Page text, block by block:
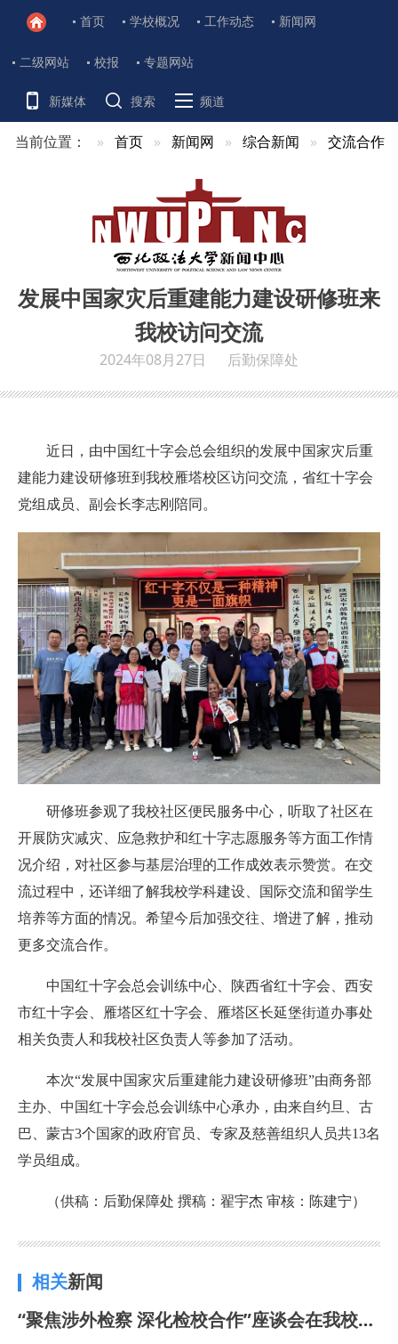
首页 学校概况 工作动态 新闻网
二级网站 校报 专题网站
新媒体 搜索 频道
当前位置： 首页 新闻网 综合新闻 交流合作
发展中国家灾后重建能力建设研修班来
我校访问交流
2024年08月27日 后勤保障处
近日，由中国红十字会总会组织的发展中国家灾后重
建能力建设研修班到我校雁塔校区访问交流，省红十字会
党组成员、副会长李志刚陪同。
研修班参观了我校社区便民服务中心，听取了社区在
开展防灾减灾、应急救护和红十字志愿服务等方面工作情
况介绍，对社区参与基层治理的工作成效表示赞赏。在交
流过程中，还详细了解我校学科建设、国际交流和留学生
培养等方面的情况。 希望今后加强交往、增进了解，推动
更多交流合作。
中国红十字会总会训练中心、陕西省红十字会、西安
市红十字会、雁塔区红十字会、雁塔区长延堡街道办事处
相关负责人和我校社区负责人等参加了活动。
本次“发展中国家灾后重建能力建设研修班”由商务部
主办、中国红十字会总会训练中心承办，由来自约旦、古
巴、蒙古3个国家的政府官员、专家及慈善组织人员共13名
学员组成。
（供稿：后勤保障处 撰稿：翟宇杰 审核：陈建宁）
相关新闻
“聚焦涉外检察 深化检校合作”座谈会在我校召开